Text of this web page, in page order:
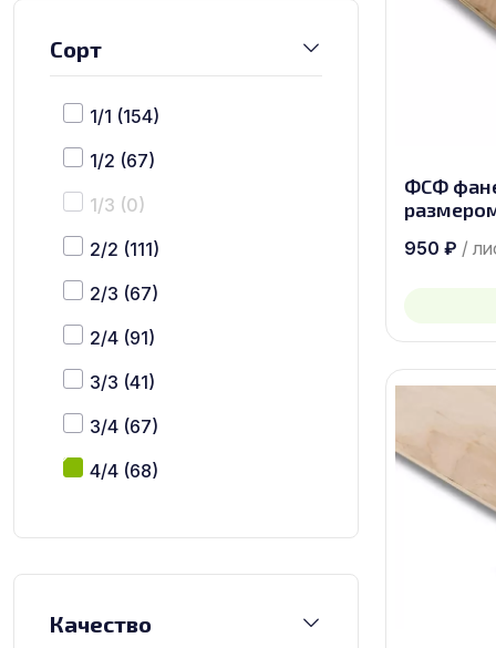
Сорт
1/1 (154)
1/2 (67)
1/3 (0)
2/2 (111)
2/3 (67)
2/4 (91)
3/3 (41)
3/4 (67)
4/4 (68)
Качество
ФСФ
950 ₽ /